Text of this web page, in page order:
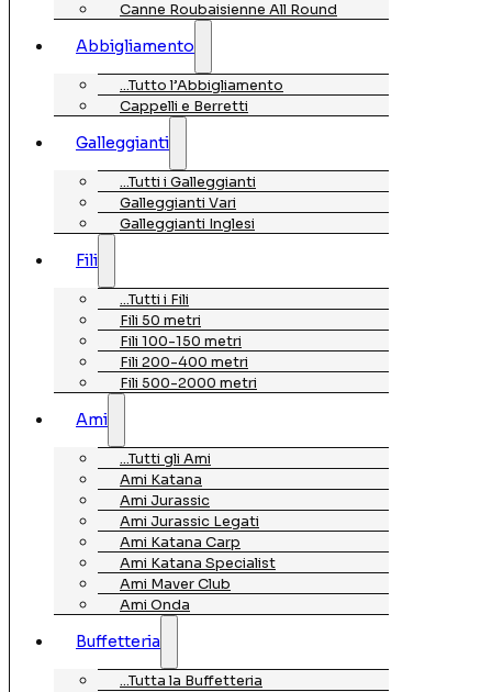
Canne Roubaisienne All Round
Abbigliamento
…Tutto l’Abbigliamento
Cappelli e Berretti
Galleggianti
…Tutti i Galleggianti
Galleggianti Vari
Galleggianti Inglesi
Fili
…Tutti i Fili
Fili 50 metri
Fili 100-150 metri
Fili 200-400 metri
Fili 500-2000 metri
Ami
…Tutti gli Ami
Ami Katana
Ami Jurassic
Ami Jurassic Legati
Ami Katana Carp
Ami Katana Specialist
Ami Maver Club
Ami Onda
Buffetteria
…Tutta la Buffetteria